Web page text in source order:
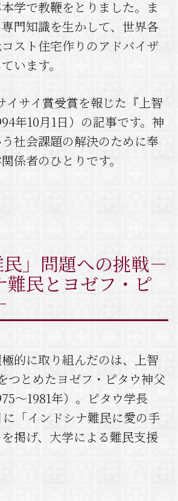
学で教鞭をとりました。ま
門知識を生かして、世界各
スト住宅作りのアドバイザ
います。
イサイ賞受賞を報じた『上智
年10月1日）の記事です。神
社会課題の解決のために奉
係者のひとりです。
」問題への挑戦－
難民とヨゼフ・ピ
的に取り組んだのは、上智
つとめたヨゼフ・ピタウ神父
～1981年）。ピタウ学長
に「インドシナ難民に愛の手
掲げ、大学による難民支援